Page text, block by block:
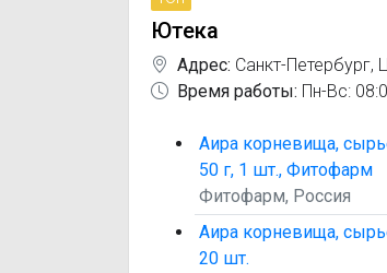
Ютека
Адрес: Санкт-Петербург,
Время работы: Пн-Вс:
Аира корневища,
50 г, 1 шт., Фитофарм
Фитофарм, Россия
Аира корневища,
20 шт.